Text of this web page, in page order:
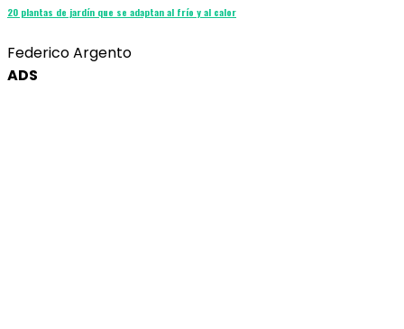
20 plantas de jardín que se adaptan al frío y al calor
Federico Argento
ADS